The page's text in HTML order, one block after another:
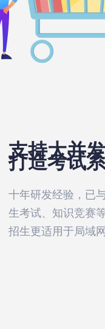
支持大并
打造考试
十年研发经验，已
生考试、知识竞赛
招生更适用于局域